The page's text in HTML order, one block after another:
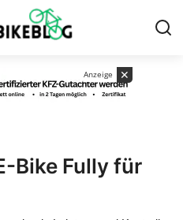
Anzeige ✕
Bike Fully für